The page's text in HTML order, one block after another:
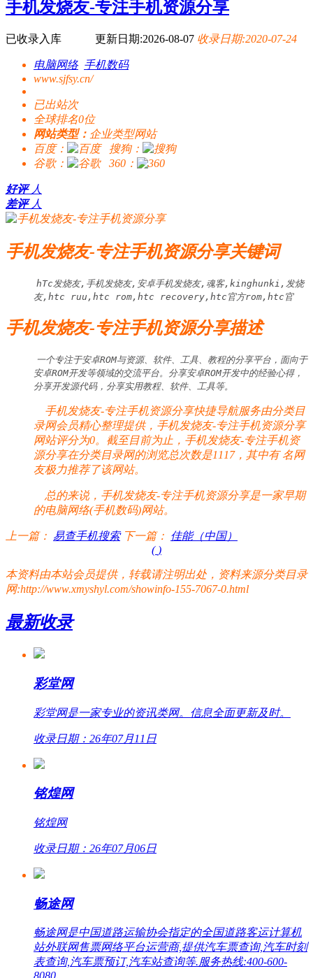
手机发烧友-专注手机资源分享
已收录入库 更新日期:2026-08-07 收录日期:2020-07-24
电脑网络 手机数码
www.sjfsy.cn/
已出站次
全球排名0位
网站类型： 企业类型网站
百度：
搜狗：
谷歌：
360：
好评 人
差评 人
手机发烧友-专注手机资源分享关键词
hTc发烧友,手机发烧友,安卓手机发烧友,魂客,kinghunki,发烧
友,htc ruu,htc rom,htc recovery,htc官方rom,htc官
手机发烧友-专注手机资源分享描述
一个专注于安卓ROM与资源、软件、工具、教程的分享平台，面向于
安卓ROM开发等领域的交流平台。分享安卓ROM开发中的经验心得，
分享开发源代码，分享实用教程、软件、工具等。
手机发烧友-专注手机资源分享快捷导航服务由分类目
录网会员精心整理提供，手机发烧友-专注手机资源分享
网站评分为0。截至目前为止，手机发烧友-专注手机资
源分享在分类目录网的浏览总次数是1117，其中有名网
友极力推荐了该网站。
总的来说，手机发烧友-专注手机资源分享是一家早期
的电脑网络(手机数码)网站。
上一篇： 易查手机搜索 下一篇： 佳能（中国）
( )
本资料由本站会员提供，转载请注明出处，资料来源分类目录
网:http://www.xmyshyl.com/showinfo-155-7067-0.html
最新收录
彩堂网
彩堂网是一家专业的资讯类网。信息全面更新及时。
收录日期：26年07月11日
铭煌网
铭煌网
收录日期：26年07月06日
畅途网
畅途网是中国道路运输协会指定的全国道路客运计算机
站外联网售票网络平台运营商,提供汽车票查询,汽车时刻
表查询,汽车票预订,汽车站查询等.服务热线:400-600-